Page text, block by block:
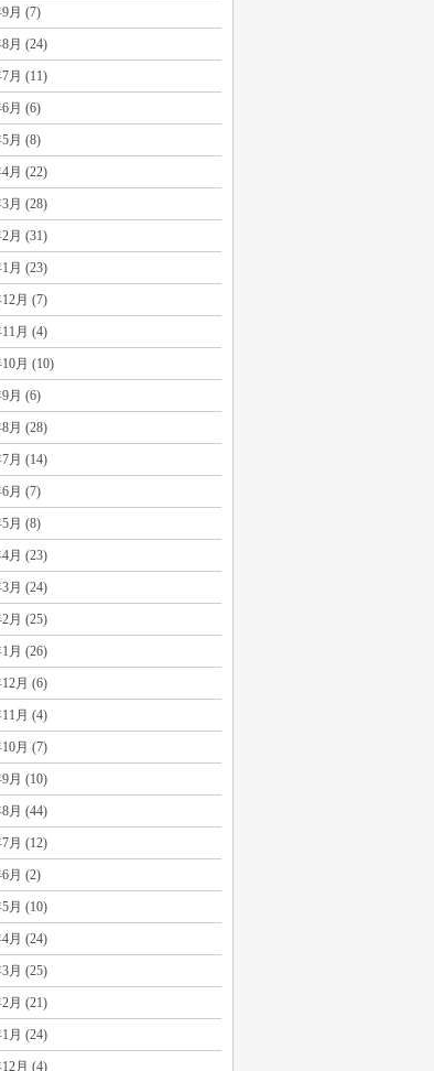
月 (7)
月 (24)
月 (11)
月 (6)
月 (8)
月 (22)
月 (28)
月 (31)
月 (23)
月 (7)
月 (4)
月 (10)
月 (6)
月 (28)
月 (14)
月 (7)
月 (8)
月 (23)
月 (24)
月 (25)
月 (26)
月 (6)
月 (4)
月 (7)
月 (10)
月 (44)
月 (12)
月 (2)
月 (10)
月 (24)
月 (25)
月 (21)
月 (24)
月 (4)